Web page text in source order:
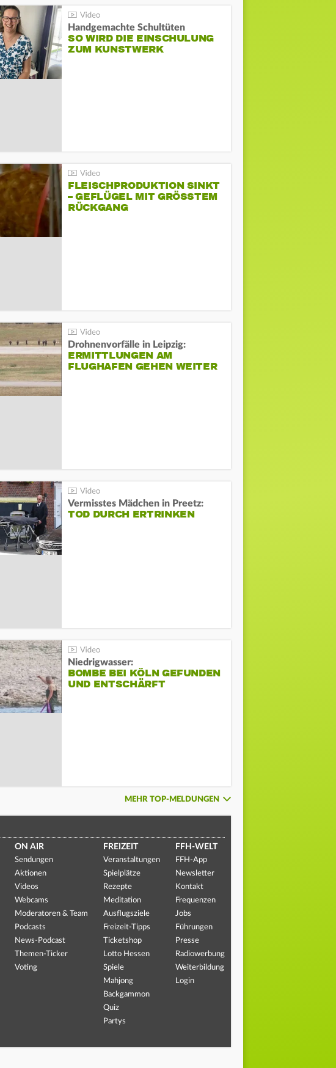
Handgemachte Schultüten
SO WIRD DIE EINSCHULUNG
ZUM KUNSTWERK
FLEISCHPRODUKTION SINKT
– GEFLÜGEL MIT GRÖSSTEM R
ÜCKGANG
Drohnenvorfälle in Leipzig:
ERMITTLUNGEN AM
FLUGHAFEN GEHEN WEITER
Vermisstes Mädchen in Preetz:
TOD DURCH ERTRINKEN
Niedrigwasser:
BOMBE BEI KÖLN GEFUNDEN
UND ENTSCHÄRFT
MEHR TOP-MELDUNGEN
ON AIR
Sendungen
Aktionen
Videos
Webcams
Moderatoren & Team
Podcasts
News-Podcast
Themen-Ticker
Voting
FREIZEIT
Veranstaltungen
Spielplätze
Rezepte
Meditation
Ausflugsziele
Freizeit-Tipps
Ticketshop
Lotto Hessen
Spiele
Mahjong
Backgammon
Quiz
Partys
FFH-WELT
FFH-App
Newsletter
Kontakt
Frequenzen
Jobs
Führungen
Presse
Radiowerbung
Weiterbildung
Login